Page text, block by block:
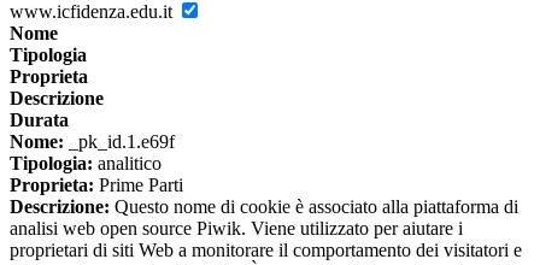
www.icfidenza.edu.it
Nome
Tipologia
Proprieta
Descrizione
Durata
Nome: _pk_id.1.e69f
Tipologia: analitico
Proprieta: Prime Parti
Descrizione: Questo nome di cookie è associato alla piattaforma di
analisi web open source Piwik. Viene utilizzato per aiutare i
proprietari di siti Web a monitorare il comportamento dei visitatori e